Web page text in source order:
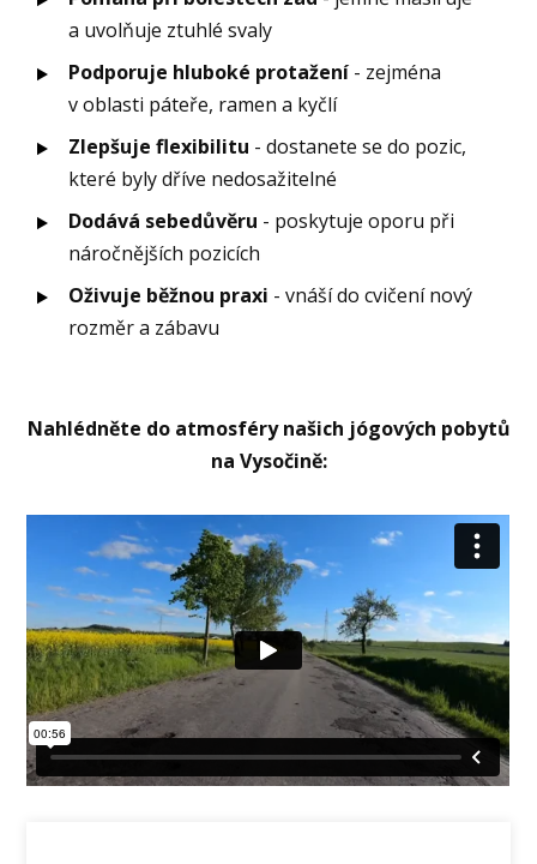
a uvolňuje ztuhlé svaly
Podporuje hluboké protažení - zejména
v oblasti páteře, ramen a kyčlí
Zlepšuje flexibilitu - dostanete se do pozic,
které byly dříve nedosažitelné
Dodává sebedůvěru - poskytuje oporu při
náročnějších pozicích
Oživuje běžnou praxi - vnáší do cvičení nový
rozměr a zábavu
Nahlédněte do atmosféry našich jógových pobytů
na Vysočině: